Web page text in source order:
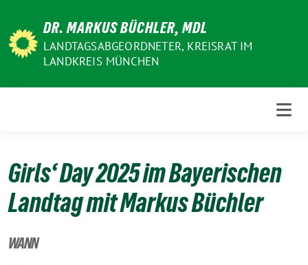
zum
Inhalt
DR. MARKUS BÜCHLER, MDL
LANDTAGSABGEORDNETER, KREISRAT IM
LANDKREIS MÜNCHEN
Girls‘ Day 2025 im Bayerischen
Landtag mit Markus Büchler
WANN